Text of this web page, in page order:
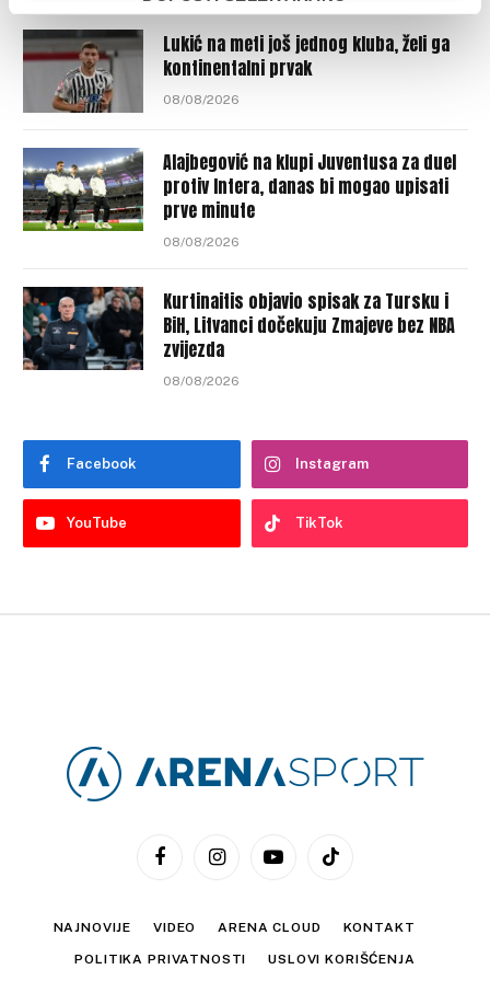
Lukić na meti još jednog kluba, želi ga
kontinentalni prvak
08/08/2026
Alajbegović na klupi Juventusa za duel
protiv Intera, danas bi mogao upisati
prve minute
08/08/2026
Kurtinaitis objavio spisak za Tursku i
BiH, Litvanci dočekuju Zmajeve bez NBA
zvijezda
08/08/2026
Facebook Instagram
YouTube TikTok
FacebookInstagramYouTubeTikTok
NAJNOVIJE VIDEO ARENA CLOUD KONTAKT
POLITIKA PRIVATNOSTI USLOVI KORIŠĆENJA